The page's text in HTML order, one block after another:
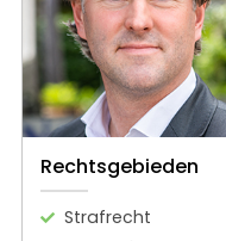
Rechtsgebieden
Strafrecht